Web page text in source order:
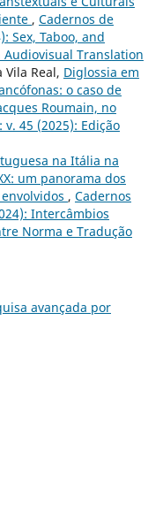
, Cadernos de
Sex, Taboo, and
Translation
Real, Diglossia em
o caso de
Roumain, no
45 (2025): Edição
na Itália na
um panorama dos
, Cadernos
Intercâmbios
Norma e Tradução
avançada por